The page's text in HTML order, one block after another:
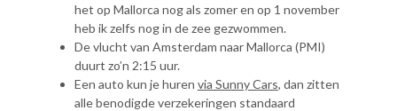
het op Mallorca nog als zomer en op 1 november
heb ik zelfs nog in de zee gezwommen.
De vlucht van Amsterdam naar Mallorca (PMI)
duurt zo’n 2:15 uur.
Een auto kun je huren via Sunny Cars, dan zitten
alle benodigde verzekeringen standaard